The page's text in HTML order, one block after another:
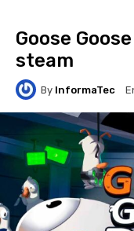
Goose
steam
By InformaTec